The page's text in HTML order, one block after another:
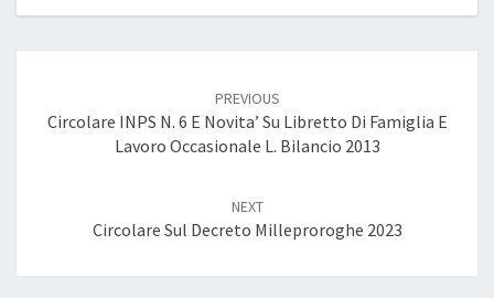
PREVIOUS
Circolare INPS N. 6 E Novita’ Su Libretto Di Famiglia E
Lavoro Occasionale L. Bilancio 2013
NEXT
Circolare Sul Decreto Milleproroghe 2023